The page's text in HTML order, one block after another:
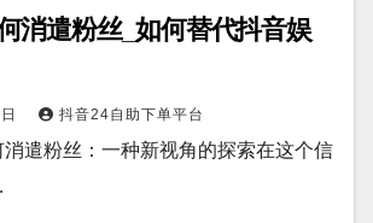
消遣粉丝_如何替代抖音娱
抖音24自助下单平台
遣粉丝：一种新视角的探索在这个信